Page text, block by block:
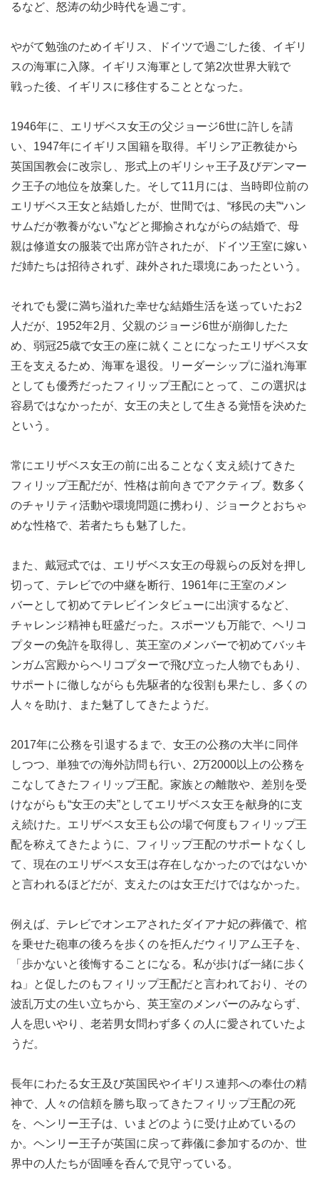
るなど、怒涛の幼少時代を過ごす。
やがて勉強のためイギリス、ドイツで過ごした後、イギリ
スの海軍に入隊。イギリス海軍として第2次世界大戦で
戦った後、イギリスに移住することとなった。
1946年に、エリザベス女王の父ジョージ6世に許しを請
い、1947年にイギリス国籍を取得。ギリシア正教徒から
英国国教会に改宗し、形式上のギリシャ王子及びデンマー
ク王子の地位を放棄した。そして11月には、当時即位前の
エリザベス王女と結婚したが、世間では、“移民の夫”“ハン
サムだが教養がない”などと揶揄されながらの結婚で、母
親は修道女の服装で出席が許されたが、ドイツ王室に嫁い
だ姉たちは招待されず、疎外された環境にあったという。
それでも愛に満ち溢れた幸せな結婚生活を送っていたお2
人だが、1952年2月、父親のジョージ6世が崩御したた
め、弱冠25歳で女王の座に就くことになったエリザベス女
王を支えるため、海軍を退役。リーダーシップに溢れ海軍
としても優秀だったフィリップ王配にとって、この選択は
容易ではなかったが、女王の夫として生きる覚悟を決めた
という。
常にエリザベス女王の前に出ることなく支え続けてきた
フィリップ王配だが、性格は前向きでアクティブ。数多く
のチャリティ活動や環境問題に携わり、ジョークとおちゃ
めな性格で、若者たちも魅了した。
また、戴冠式では、エリザベス女王の母親らの反対を押し
切って、テレビでの中継を断行、1961年に王室のメン
バーとして初めてテレビインタビューに出演するなど、
チャレンジ精神も旺盛だった。スポーツも万能で、ヘリコ
プターの免許を取得し、英王室のメンバーで初めてバッキ
ンガム宮殿からヘリコプターで飛び立った人物でもあり、
サポートに徹しながらも先駆者的な役割も果たし、多くの
人々を助け、また魅了してきたようだ。
2017年に公務を引退するまで、女王の公務の大半に同伴
しつつ、単独での海外訪問も行い、2万2000以上の公務を
こなしてきたフィリップ王配。家族との離散や、差別を受
けながらも“女王の夫”としてエリザベス女王を献身的に支
え続けた。エリザベス女王も公の場で何度もフィリップ王
配を称えてきたように、フィリップ王配のサポートなくし
て、現在のエリザベス女王は存在しなかったのではないか
と言われるほどだが、支えたのは女王だけではなかった。
例えば、テレビでオンエアされたダイアナ妃の葬儀で、棺
を乗せた砲車の後ろを歩くのを拒んだウィリアム王子を、
「歩かないと後悔することになる。私が歩けば一緒に歩く
ね」と促したのもフィリップ王配だと言われており、その
波乱万丈の生い立ちから、英王室のメンバーのみならず、
人を思いやり、老若男女問わず多くの人に愛されていたよ
うだ。
長年にわたる女王及び英国民やイギリス連邦への奉仕の精
神で、人々の信頼を勝ち取ってきたフィリップ王配の死
を、ヘンリー王子は、いまどのように受け止めているの
か。ヘンリー王子が英国に戻って葬儀に参加するのか、世
界中の人たちが固唾を呑んで見守っている。